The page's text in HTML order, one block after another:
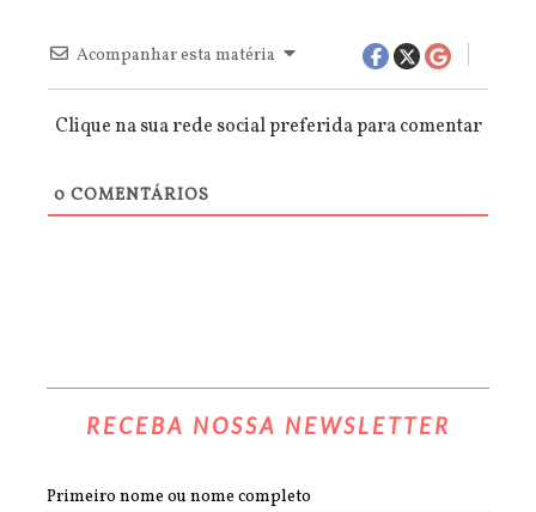
Acompanhar esta matéria
Clique na sua rede social preferida para comentar
0 COMENTÁRIOS
RECEBA NOSSA NEWSLETTER
Primeiro nome ou nome completo